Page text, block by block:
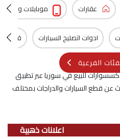
عقارات موبايلات و
ادوات اتصليح السيارات قطع
الفرعية
للبيع في سوريا عبر تطبيق
قطع السيارات والدراجات بمختلف
اعلانات ذهبية